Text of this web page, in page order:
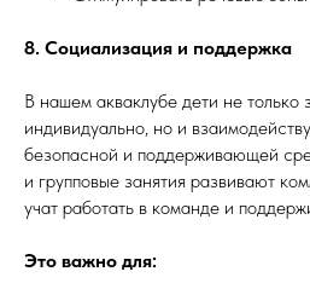
8. Социализация и поддержка
В нашем акваклубе дети не только
индивидуально, но и
безопасной и поддерживающей
и групповые занятия развивают
учат работать в команде и
Это важно для: